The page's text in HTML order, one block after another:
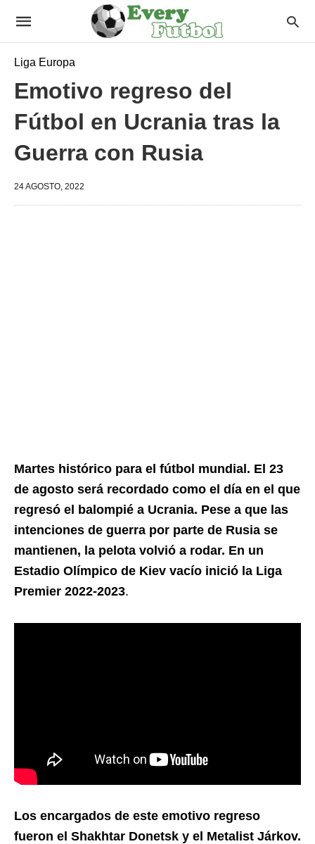
Liga Europa
Emotivo regreso del
Fútbol en Ucrania tras la
Guerra con Rusia
24 AGOSTO, 2022
Martes histórico para el fútbol mundial. El 23
de agosto será recordado como el día en el que
regresó el balompié a Ucrania. Pese a que las
intenciones de guerra por parte de Rusia se
mantienen, la pelota volvió a rodar. En un
Estadio Olímpico de Kiev vacío inició la Liga
Premier 2022-2023.
Los encargados de este emotivo regreso
fueron el Shakhtar Donetsk y el Metalist Járkov.